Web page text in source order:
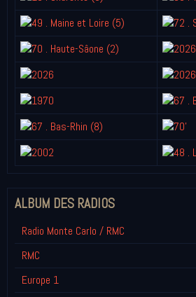
ALBUM DES RADIOS
Radio Monte Carlo / RMC
RMC
Europe 1